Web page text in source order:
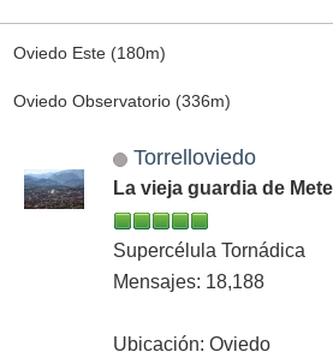
Oviedo Este (180m)
Oviedo Observatorio (336m)
Torrelloviedo
La vieja guardia de
Supercélula Tornádica
Mensajes: 18,188
Ubicación: Oviedo